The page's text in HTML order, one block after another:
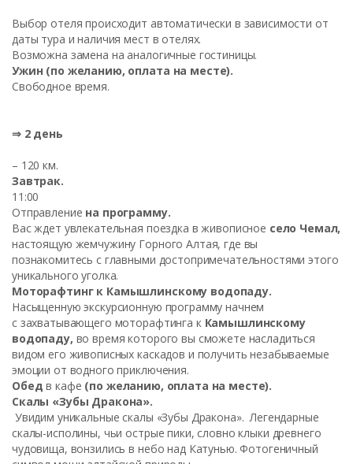
Выбор отеля происходит автоматически в зависимости от
даты тура и наличия мест в отелях.
Возможна замена на аналогичные гостиницы.
Ужин (по желанию, оплата на месте).
Свободное время.
⇒ 2 день
– 120 км.
Завтрак.
11:00
Отправление на программу.
Вас ждет увлекательная поездка в живописное село Чемал,
настоящую жемчужину Горного Алтая, где вы
познакомитесь с главными достопримечательностями этого
уникального уголка.
Моторафтинг к Камышлинскому водопаду.
Насыщенную экскурсионную программу начнем
с захватывающего моторафтинга к Камышлинскому
водопаду, во время которого вы сможете насладиться
видом его живописных каскадов и получить незабываемые
эмоции от водного приключения.
Обед в кафе (по желанию, оплата на месте).
Скалы «Зубы Дракона».
Увидим уникальные скалы «Зубы Дракона». Легендарные
скалы-исполины, чьи острые пики, словно клыки древнего
чудовища, вонзились в небо над Катунью. Фотогеничный